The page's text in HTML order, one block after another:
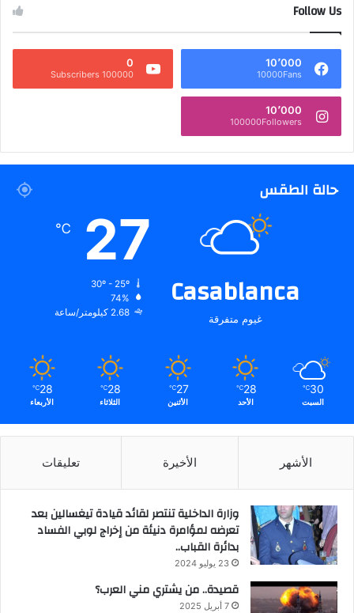
Follow Us
10٬000
10000Fans
0
100000 Subscribers
10٬000
100000Followers
حالة الطقس
Casablanca
غيوم متفرقة
27
℃
74%
2.68 كيلومتر/ساعة
30
℃
السبت
28
℃
الأحد
27
℃
الأثنين
28
℃
الثلاثاء
28
℃
الأربعاء
الأشهر الأخيرة تعليقات
وزارة الداخلية تنتصر لقائد قيادة تيغسالين بعد
تعرضه لمؤامرة دنيئة من إخراج لوبي الفساد
بدائرة القباب..
23 يوليو 2024
قصيدة.. من يشتري مني العرب؟
7 أبريل 2025